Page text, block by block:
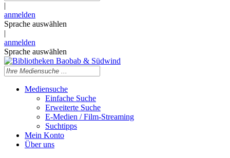
|
anmelden
Sprache auswählen
|
anmelden
Sprache auswählen
Mediensuche
Einfache Suche
Erweiterte Suche
E-Medien / Film-Streaming
Suchtipps
Mein Konto
Über uns